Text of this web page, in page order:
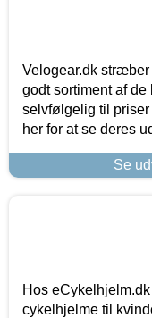
Velogear.dk
godt sortiment af
selvfølgelig til
her for at se deres
Se
Hos
cykelhjelme til